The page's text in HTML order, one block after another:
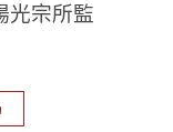
光宗所監